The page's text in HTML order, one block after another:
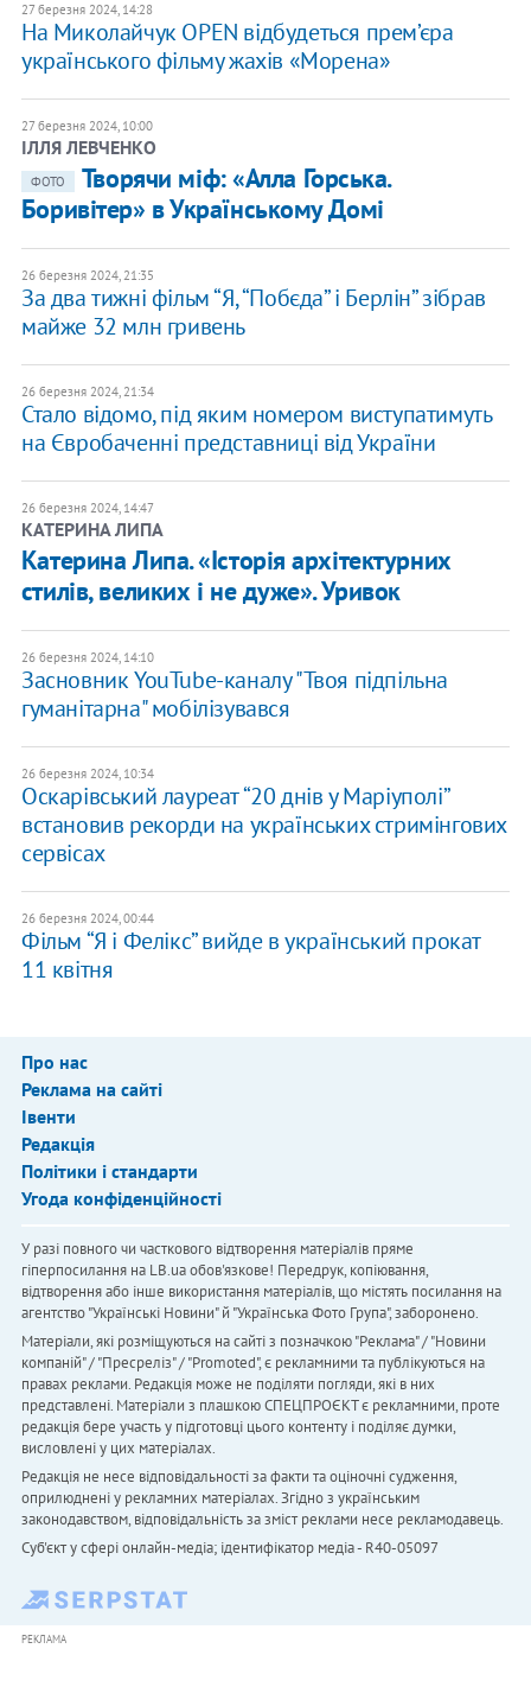
27 березня 2024, 14:28
На Миколайчук OPEN відбудеться прем’єра
українського фільму жахів «Морена»
27 березня 2024, 10:00
ІЛЛЯ ЛЕВЧЕНКО
ФОТО
Творячи міф: «Алла Горська.
Боривітер» в Українському Домі
26 березня 2024, 21:35
За два тижні фільм “Я, “Побєда” і Берлін” зібрав
майже 32 млн гривень
26 березня 2024, 21:34
Стало відомо, під яким номером виступатимуть
на Євробаченні представниці від України
26 березня 2024, 14:47
КАТЕРИНА ЛИПА
Катерина Липа. «Історія архітектурних
стилів, великих і не дуже». Уривок
26 березня 2024, 14:10
Засновник YouTube-каналу "Твоя підпільна
гуманітарна" мобілізувався
26 березня 2024, 10:34
Оскарівський лауреат “20 днів у Маріуполі”
встановив рекорди на українських стримінгових
сервісах
26 березня 2024, 00:44
Фільм “Я і Фелікс” вийде в український прокат
11 квітня
Про нас
Реклама на сайті
Івенти
Редакція
Політики і стандарти
Угода конфіденційності
У разі повного чи часткового відтворення матеріалів пряме
гіперпосилання на LB.ua обов'язкове! Передрук, копіювання,
відтворення або інше використання матеріалів, що містять посилання на
агентство "Українськi Новини" й "Українська Фото Група", заборонено.
Матеріали, які розміщуються на сайті з позначкою "Реклама" / "Новини
компаній" / "Пресреліз" / "Promoted", є рекламними та публікуються на
правах реклами. Редакція може не поділяти погляди, які в них
представлені. Матеріали з плашкою СПЕЦПРОЄКТ є рекламними, проте
редакція бере участь у підготовці цього контенту і поділяє думки,
висловлені у цих матеріалах.
Редакція не несе відповідальності за факти та оціночні судження,
оприлюднені у рекламних матеріалах. Згідно з українським
законодавством, відповідальність за зміст реклами несе рекламодавець.
Cуб'єкт у сфері онлайн-медіа; ідентифікатор медіа - R40-05097
РЕКЛАМА